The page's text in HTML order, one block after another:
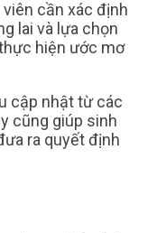
cần xác định
lai và lựa chọn
hiện ước mơ
cập nhật từ các
cũng giúp sinh
ra quyết định